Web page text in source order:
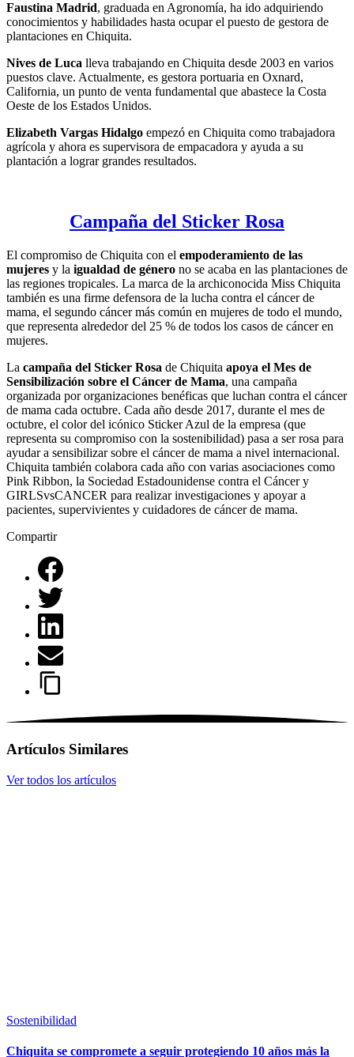
Faustina Madrid, graduada en Agronomía, ha ido adquiriendo
conocimientos y habilidades hasta ocupar el puesto de gestora de
plantaciones en Chiquita.
Nives de Luca lleva trabajando en Chiquita desde 2003 en varios
puestos clave. Actualmente, es gestora portuaria en Oxnard,
California, un punto de venta fundamental que abastece la Costa
Oeste de los Estados Unidos.
Elizabeth Vargas Hidalgo empezó en Chiquita como trabajadora
agrícola y ahora es supervisora de empacadora y ayuda a su
plantación a lograr grandes resultados.
Campaña del Sticker Rosa
El compromiso de Chiquita con el empoderamiento de las
mujeres y la igualdad de género no se acaba en las plantaciones de
las regiones tropicales. La marca de la archiconocida Miss Chiquita
también es una firme defensora de la lucha contra el cáncer de
mama, el segundo cáncer más común en mujeres de todo el mundo,
que representa alrededor del 25 % de todos los casos de cáncer en
mujeres.
La campaña del Sticker Rosa de Chiquita apoya el Mes de
Sensibilización sobre el Cáncer de Mama, una campaña
organizada por organizaciones benéficas que luchan contra el cáncer
de mama cada octubre. Cada año desde 2017, durante el mes de
octubre, el color del icónico Sticker Azul de la empresa (que
representa su compromiso con la sostenibilidad) pasa a ser rosa para
ayudar a sensibilizar sobre el cáncer de mama a nivel internacional.
Chiquita también colabora cada año con varias asociaciones como
Pink Ribbon, la Sociedad Estadounidense contra el Cáncer y
GIRLSvsCANCER para realizar investigaciones y apoyar a
pacientes, supervivientes y cuidadores de cáncer de mama.
Compartir
Artículos Similares
Ver todos los artículos
Sostenibilidad
Chiquita se compromete a seguir protegiendo 10 años más la